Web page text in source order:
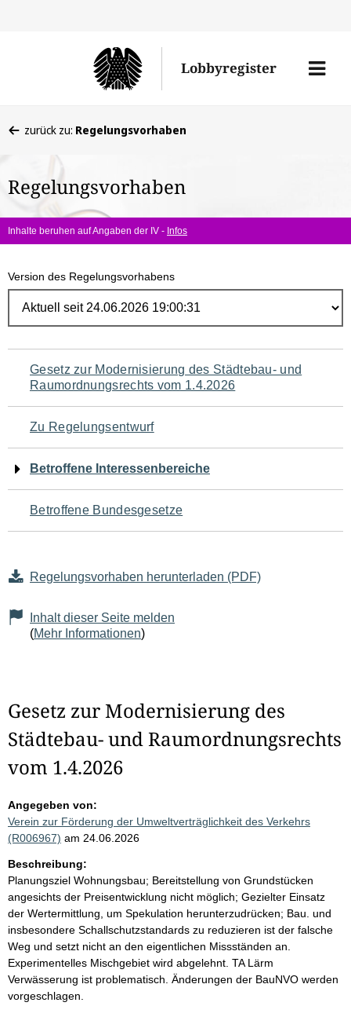
Lobbyregister
Menü
befinden
hier:
zurück zu: Regelungsvorhaben
Regelungsvorhaben
Inhalte beruhen auf Angaben der IV - Infos
Version des Regelungsvorhabens
Navigation
für
den
Seiteninhalt
Gesetz zur Modernisierung des Städtebau- und
Raumordnungsrechts vom 1.4.2026
Zu Regelungsentwurf
Betroffene Interessenbereiche
Betroffene Bundesgesetze
Regelungsvorhaben herunterladen (PDF)
Inhalt dieser Seite melden
(Mehr Informationen)
Gesetz zur Modernisierung des
Städtebau- und Raumordnungsrechts
vom 1.4.2026
Angegeben von:
Verein zur Förderung der Umweltverträglichkeit des Verkehrs
(R006967) am 24.06.2026
Beschreibung:
Planungsziel Wohnungsbau; Bereitstellung von Grundstücken
angesichts der Preisentwicklung nicht möglich; Gezielter Einsatz
der Wertermittlung, um Spekulation herunterzudrücken; Bau. und
insbesondere Schallschutzstandards zu reduzieren ist der falsche
Weg und setzt nicht an den eigentlichen Missständen an.
Experimentelles Mischgebiet wird abgelehnt. TA Lärm
Verwässerung ist problematisch. Änderungen der BauNVO werden
vorgeschlagen.